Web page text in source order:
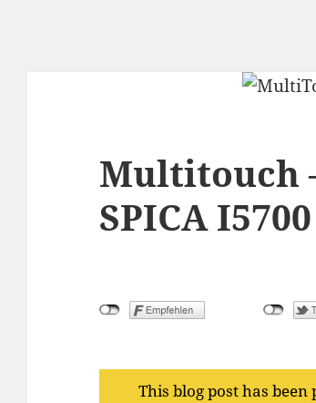
Multitouch
SPICA I5700
This blog post has